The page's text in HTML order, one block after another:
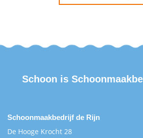
Schoon is
Schoonmaakbedrijf de Rijn
De Hooge Krocht 28